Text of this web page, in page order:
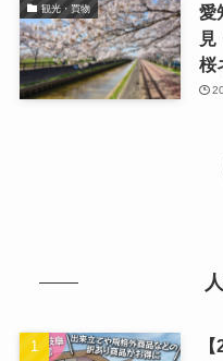
観光・買物
愛
見
桜